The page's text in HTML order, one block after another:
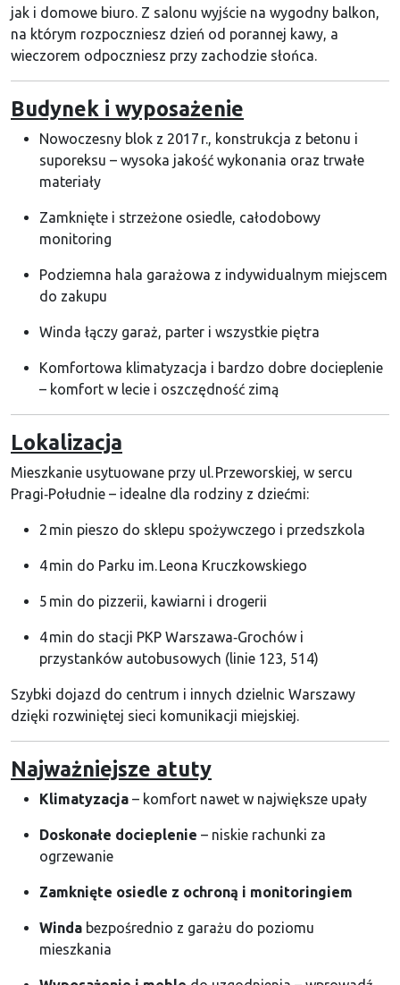
jak i domowe biuro. Z salonu wyjście na wygodny balkon,
na którym rozpoczniesz dzień od porannej kawy, a
wieczorem odpoczniesz przy zachodzie słońca.
Budynek i wyposażenie
Nowoczesny blok z 2017 r., konstrukcja z betonu i
suporeksu – wysoka jakość wykonania oraz trwałe
materiały
Zamknięte i strzeżone osiedle, całodobowy
monitoring
Podziemna hala garażowa z indywidualnym miejscem
do zakupu
Winda łączy garaż, parter i wszystkie piętra
Komfortowa klimatyzacja i bardzo dobre docieplenie
– komfort w lecie i oszczędność zimą
Lokalizacja
Mieszkanie usytuowane przy ul. Przeworskiej, w sercu
Pragi‑Południe – idealne dla rodziny z dziećmi:
2 min pieszo do sklepu spożywczego i przedszkola
4 min do Parku im. Leona Kruczkowskiego
5 min do pizzerii, kawiarni i drogerii
4 min do stacji PKP Warszawa‑Grochów i
przystanków autobusowych (linie 123, 514)
Szybki dojazd do centrum i innych dzielnic Warszawy
dzięki rozwiniętej sieci komunikacji miejskiej.
Najważniejsze atuty
Klimatyzacja – komfort nawet w największe upały
Doskonałe docieplenie – niskie rachunki za
ogrzewanie
Zamknięte osiedle z ochroną i monitoringiem
Winda bezpośrednio z garażu do poziomu
mieszkania